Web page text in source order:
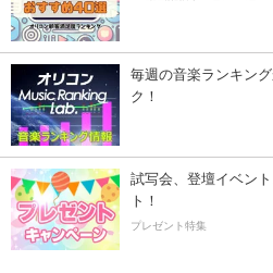
毎週の音楽ランキン
ク！
試写会、登壇イベン
ト！
プレゼント特集